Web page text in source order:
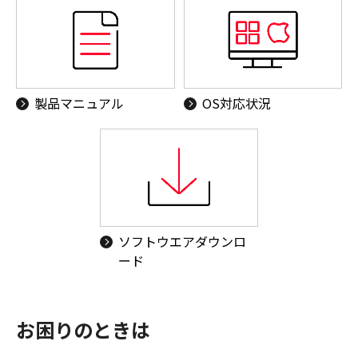
製品マニュアル OS対応状況
ソフトウエアダウンロ
ード
お困りのときは